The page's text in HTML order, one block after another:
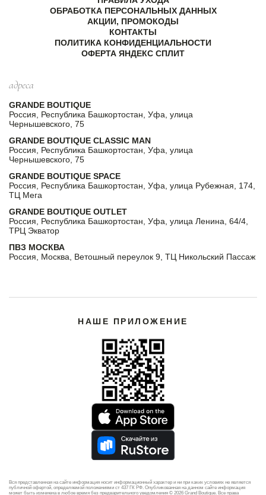
ОБРАБОТКА ПЕРСОНАЛЬНЫХ ДАННЫХ
АКЦИИ, ПРОМОКОДЫ
КОНТАКТЫ
ПОЛИТИКА КОНФИДЕНЦИАЛЬНОСТИ
ОФЕРТА ЯНДЕКС СПЛИТ
адреса
GRANDE BOUTIQUE
Россия, Республика Башкортостан, Уфа, улица
Чернышевского, 75
GRANDE BOUTIQUE CLASSIC MAN
Россия, Республика Башкортостан, Уфа, улица
Чернышевского, 75
GRANDE BOUTIQUE SPACE
Россия, Республика Башкортостан, Уфа, улица Рубежная, 174,
ТЦ Мега
GRANDE BOUTIQUE OUTLET
Россия, Республика Башкортостан, Уфа, улица Ленина, 64/4,
ТРЦ Экватор
ПВЗ МОСКВА
Россия, Москва, Ветошный переулок 9, ТЦ Никольский Пассаж
НАШЕ ПРИЛОЖЕНИЕ
Вся представленная на сайте информация носит информационный характер и ни при каких условиях не является
публичной офертой, определяемой положениями ст 437 ГК РФ. Опубликованная на данном сайте информация
может быть изменена в любое время без предварительного уведомления © 2026 Grand Boutique. Все права